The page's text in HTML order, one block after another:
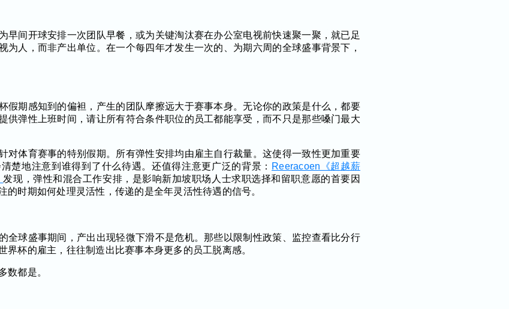
早间开球安排一次团队早餐，或为关键淘汰赛在办公室电视前快速聚一聚，就已足
为人，而非产出单位。在一个每四年才发生一次的、为期六周的全球盛事背景下，
假期感知到的偏袒，产生的团队摩擦远大于赛事本身。无论你的政策是什么，都要
供弹性上班时间，请让所有符合条件职位的员工都能享受，而不只是那些嗓门最大
对体育赛事的特别假期。所有弹性安排均由雇主自行裁量。这使得一致性更加重要
地注意到谁得到了什么待遇。还值得注意更广泛的背景： Reeracoen《超越薪
发现，弹性和混合工作安排，是影响新加坡职场人士求职选择和留职意愿的首要因
的时期如何处理灵活性，传递的是全年灵活性待遇的信号。
全球盛事期间，产出出现轻微下滑不是危机。那些以限制性政策、监控查看比分行
界杯的雇主，往往制造出比赛事本身更多的员工脱离感。
数都是。